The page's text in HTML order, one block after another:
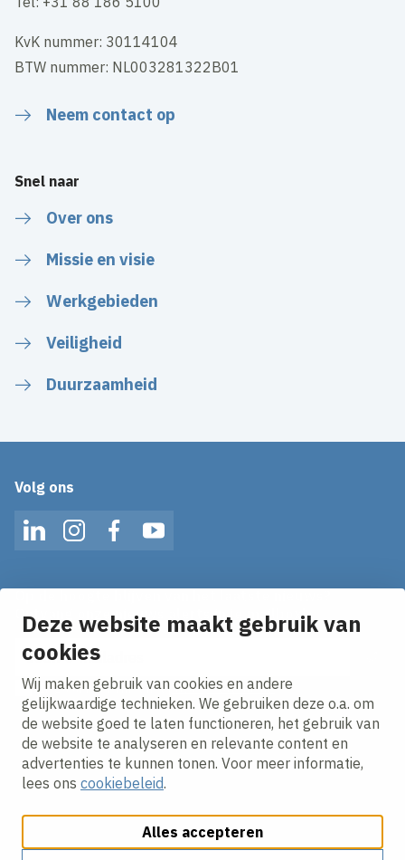
Deze website maakt gebruik van
cookies
Wij maken gebruik van cookies en andere
gelijkwaardige technieken. We gebruiken deze o.a. om
de website goed te laten functioneren, het gebruik van
de website te analyseren en relevante content en
advertenties te kunnen tonen. Voor meer informatie,
lees ons cookiebeleid.
Alles accepteren
KvK nummer: 30114104
BTW nummer: NL003281322B01
Neem contact op
Snel naar
Over ons
Missie en visie
Werkgebieden
Veiligheid
Duurzaamheid
Volg ons
LinkedInInstagramFacebookYouTube
Ontvang onze nieuws alerts in je mailbox!
E-mailadres
Ik ga akkoord met hetprivacy statement.
Cookies aanpassenCookie beleidPrivacy policy